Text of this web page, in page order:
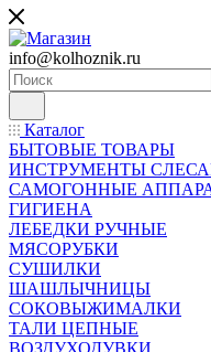
info@kolhoznik.ru
Каталог
БЫТОВЫЕ ТОВАРЫ
ИНСТРУМЕНТЫ
САМОГОННЫЕ
ГИГИЕНА
ЛЕБЕДКИ РУЧНЫЕ
МЯСОРУБКИ
СУШИЛКИ
ШАШЛЫЧНИЦЫ
СОКОВЫЖИМАЛКИ
ТАЛИ ЦЕПНЫЕ
ВОЗДУХОДУВКИ